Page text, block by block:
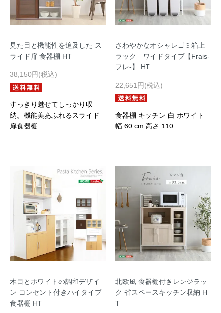
見た目と機能性を追及した ス
ライド扉 食器棚 HT
38,150円(税込)
すっきり魅せてしっかり収
納。機能美あふれるスライド
扉食器棚
さわやかなオシャレゴミ箱上
ラック ワイドタイプ【Frais-
フレ-】 HT
22,651円(税込)
食器棚 キッチン 白 ホワイト
幅 60 cm 高さ 110
木目とホワイトの調和デザイ
ン コンセント付きハイタイプ
食器棚 HT
北欧風 食器棚付きレンジラッ
ク 省スペースキッチン収納 H
T